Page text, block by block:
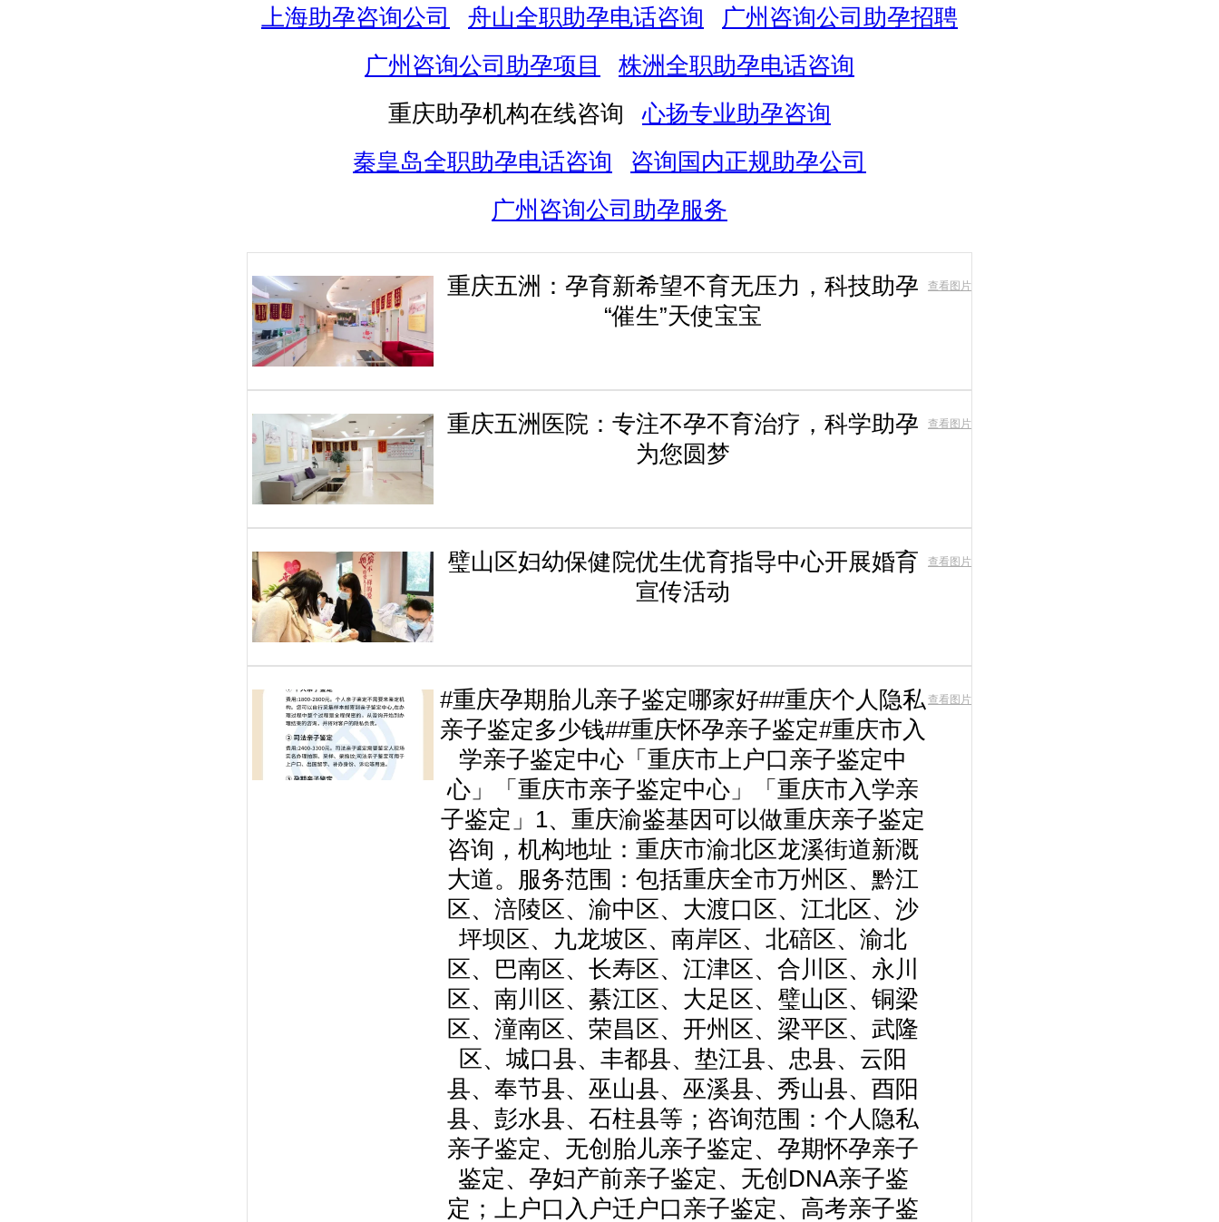
上海助孕咨询公司
舟山全职助孕电话咨询
广州咨询公司助孕招聘
广州咨询公司助孕项目
株洲全职助孕电话咨询
重庆助孕机构在线咨询
心扬专业助孕咨询
秦皇岛全职助孕电话咨询
咨询国内正规助孕公司
广州咨询公司助孕服务
重庆五洲：孕育新希望不育无压力，科技助孕
“催生”天使宝宝
查看图片
重庆五洲医院：专注不孕不育治疗，科学助孕
为您圆梦
查看图片
璧山区妇幼保健院优生优育指导中心开展婚育
宣传活动
查看图片
#重庆孕期胎儿亲子鉴定哪家好##重庆个人隐私
亲子鉴定多少钱##重庆怀孕亲子鉴定#重庆市入
学亲子鉴定中心「重庆市上户口亲子鉴定中
心」「重庆市亲子鉴定中心」「重庆市入学亲
子鉴定」1、重庆渝鉴基因可以做重庆亲子鉴定
咨询，机构地址：重庆市渝北区龙溪街道新溉
大道。服务范围：包括重庆全市万州区、黔江
区、涪陵区、渝中区、大渡口区、江北区、沙
坪坝区、九龙坡区、南岸区、北碚区、渝北
区、巴南区、长寿区、江津区、合川区、永川
区、南川区、綦江区、大足区、璧山区、铜梁
区、潼南区、荣昌区、开州区、梁平区、武隆
区、城口县、丰都县、垫江县、忠县、云阳
县、奉节县、巫山县、巫溪县、秀山县、酉阳
县、彭水县、石柱县等；咨询范围：个人隐私
亲子鉴定、无创胎儿亲子鉴定、孕期怀孕亲子
鉴定、孕妇产前亲子鉴定、无创DNA亲子鉴
定；上户口入户迁户口亲子鉴定、高考亲子鉴
查看图片